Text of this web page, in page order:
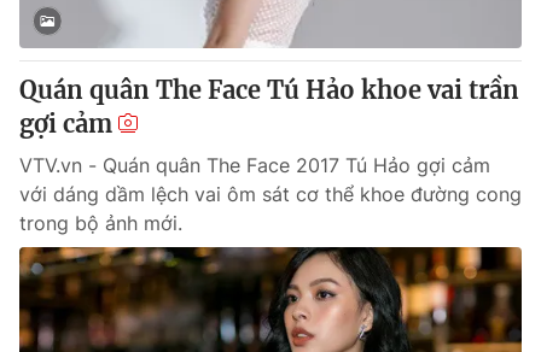
Tổng Biên tập:
Vũ Thanh Thủy
Phó Tổng Biên tập:Nguyễn Thị Mỹ Hạnh, Phạm Quốc Thắng,
Nguyễn Trọng Ninh
Tổng đài VTV:024.38 355 931 - 024.38 355 932
Email: toasoan@vtv.vn
Liên hệ quảng cáo:024-7300.7108
Quán quân The Face Tú Hảo khoe vai trần
gợi cảm
VTV.vn - Quán quân The Face 2017 Tú Hảo gợi cảm
với dáng dầm lệch vai ôm sát cơ thể khoe đường cong
trong bộ ảnh mới.